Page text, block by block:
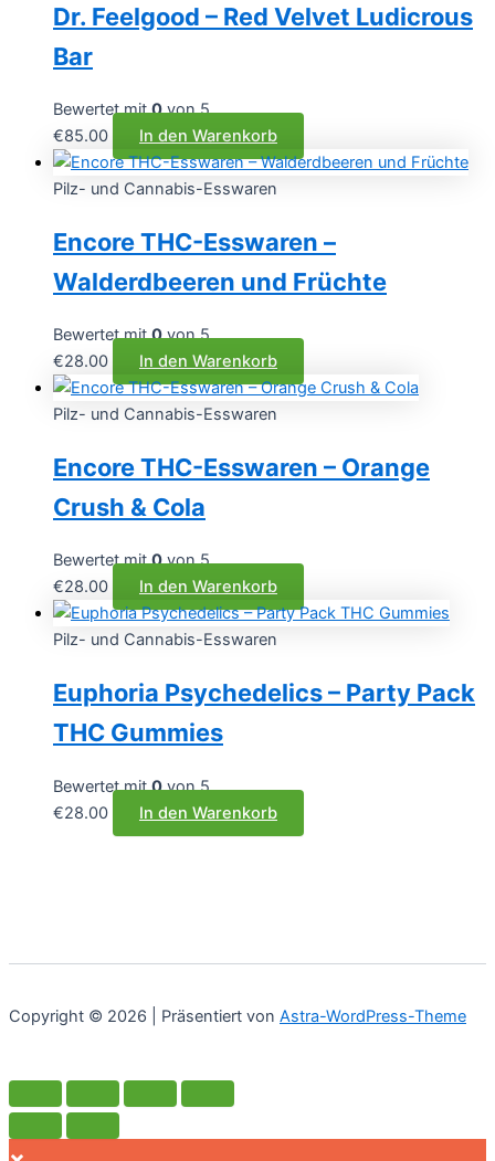
Dr. Feelgood – Red Velvet Ludicrous
Bar
Bewertet mit0von 5
€85.00 In den Warenkorb
Pilz- und Cannabis-Esswaren
Encore THC-Esswaren –
Walderdbeeren und Früchte
Bewertet mit0von 5
€28.00 In den Warenkorb
Pilz- und Cannabis-Esswaren
Encore THC-Esswaren – Orange
Crush & Cola
Bewertet mit0von 5
€28.00 In den Warenkorb
Pilz- und Cannabis-Esswaren
Euphoria Psychedelics – Party Pack
THC Gummies
Bewertet mit0von 5
€28.00 In den Warenkorb
Copyright © 2026 | Präsentiert von Astra-WordPress-Theme